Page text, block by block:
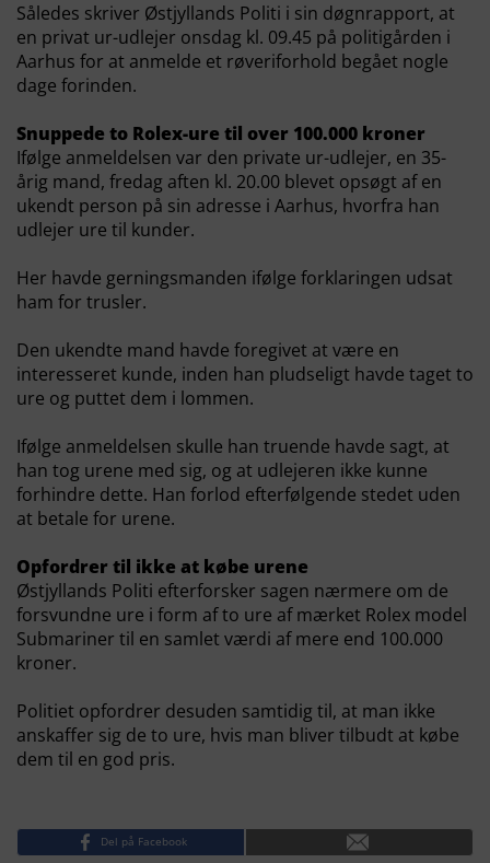
Således skriver Østjyllands Politi i sin døgnrapport, at
en privat ur-udlejer onsdag kl. 09.45 på politigården i
Aarhus for at anmelde et røveriforhold begået nogle
dage forinden.
Snuppede to Rolex-ure til over 100.000 kroner
Ifølge anmeldelsen var den private ur-udlejer, en 35-
årig mand, fredag aften kl. 20.00 blevet opsøgt af en
ukendt person på sin adresse i Aarhus, hvorfra han
udlejer ure til kunder.
Her havde gerningsmanden ifølge forklaringen udsat
ham for trusler.
Den ukendte mand havde foregivet at være en
interesseret kunde, inden han pludseligt havde taget to
ure og puttet dem i lommen.
Ifølge anmeldelsen skulle han truende havde sagt, at
han tog urene med sig, og at udlejeren ikke kunne
forhindre dette. Han forlod efterfølgende stedet uden
at betale for urene.
Opfordrer til ikke at købe urene
Østjyllands Politi efterforsker sagen nærmere om de
forsvundne ure i form af to ure af mærket Rolex model
Submariner til en samlet værdi af mere end 100.000
kroner.
Politiet opfordrer desuden samtidig til, at man ikke
anskaffer sig de to ure, hvis man bliver tilbudt at købe
dem til en god pris.
Del på Facebook